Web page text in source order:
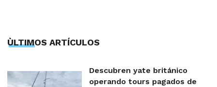
ÙLTIMOS ARTÍCULOS
Descubren yate británico
operando tours pagados de